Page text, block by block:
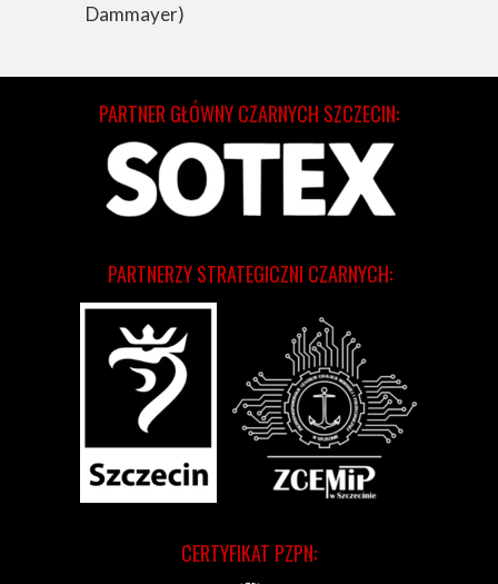
Dammayer)
CERTYFIKAT PZPN:
PARTNERZY STRATEGICZNI CZARNYCH:
PARTNER GŁÓWNY CZARNYCH SZCZECIN: